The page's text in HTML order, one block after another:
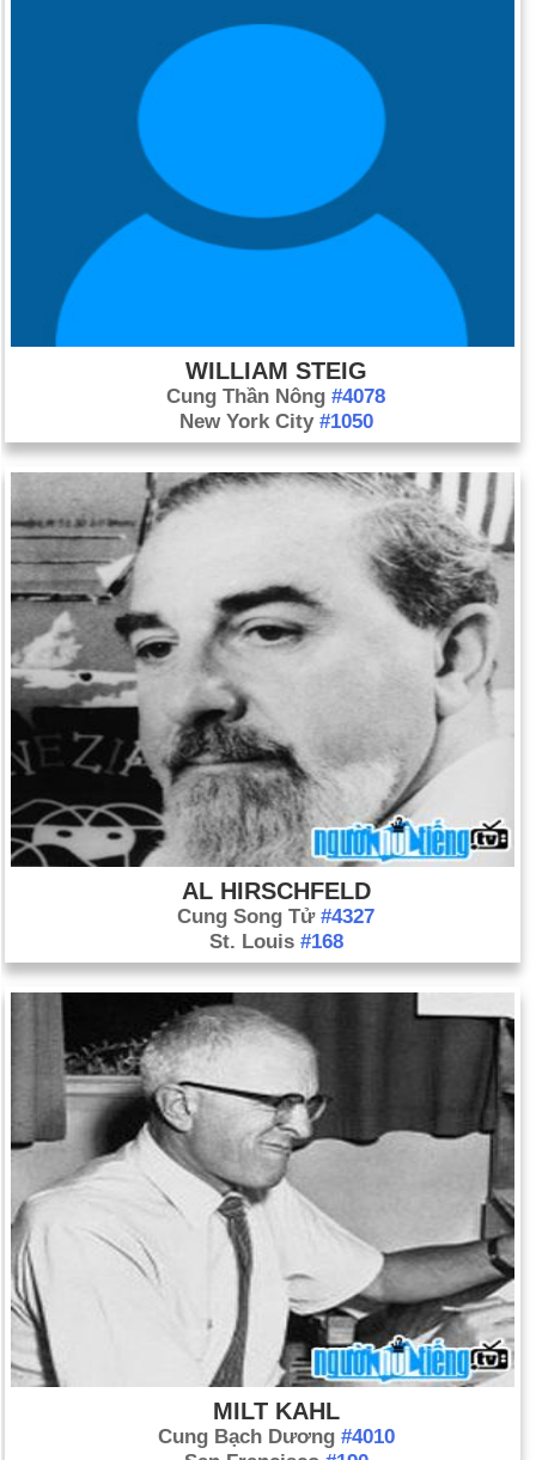
WILLIAM STEIG
Cung Thần Nông #4078
New York City #1050
AL HIRSCHFELD
Cung Song Tử #4327
St. Louis #168
MILT KAHL
Cung Bạch Dương #4010